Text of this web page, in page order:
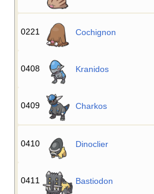
0221 Cochignon
0408 Kranidos
0409 Charkos
0410 Dinoclier
0411 Bastiodon